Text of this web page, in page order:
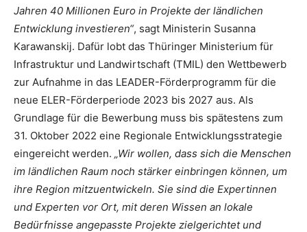
Jahren 40 Millionen Euro in Projekte der ländlichen
Entwicklung investieren“, sagt Ministerin Susanna
Karawanskij. Dafür lobt das Thüringer Ministerium für
Infrastruktur und Landwirtschaft (TMIL) den Wettbewerb
zur Aufnahme in das LEADER-Förderprogramm für die
neue ELER-Förderperiode 2023 bis 2027 aus. Als
Grundlage für die Bewerbung muss bis spätestens zum
31. Oktober 2022 eine Regionale Entwicklungsstrategie
eingereicht werden. „Wir wollen, dass sich die Menschen
im ländlichen Raum noch stärker einbringen können, um
ihre Region mitzuentwickeln. Sie sind die Expertinnen
und Experten vor Ort, mit deren Wissen an lokale
Bedürfnisse angepasste Projekte zielgerichtet und